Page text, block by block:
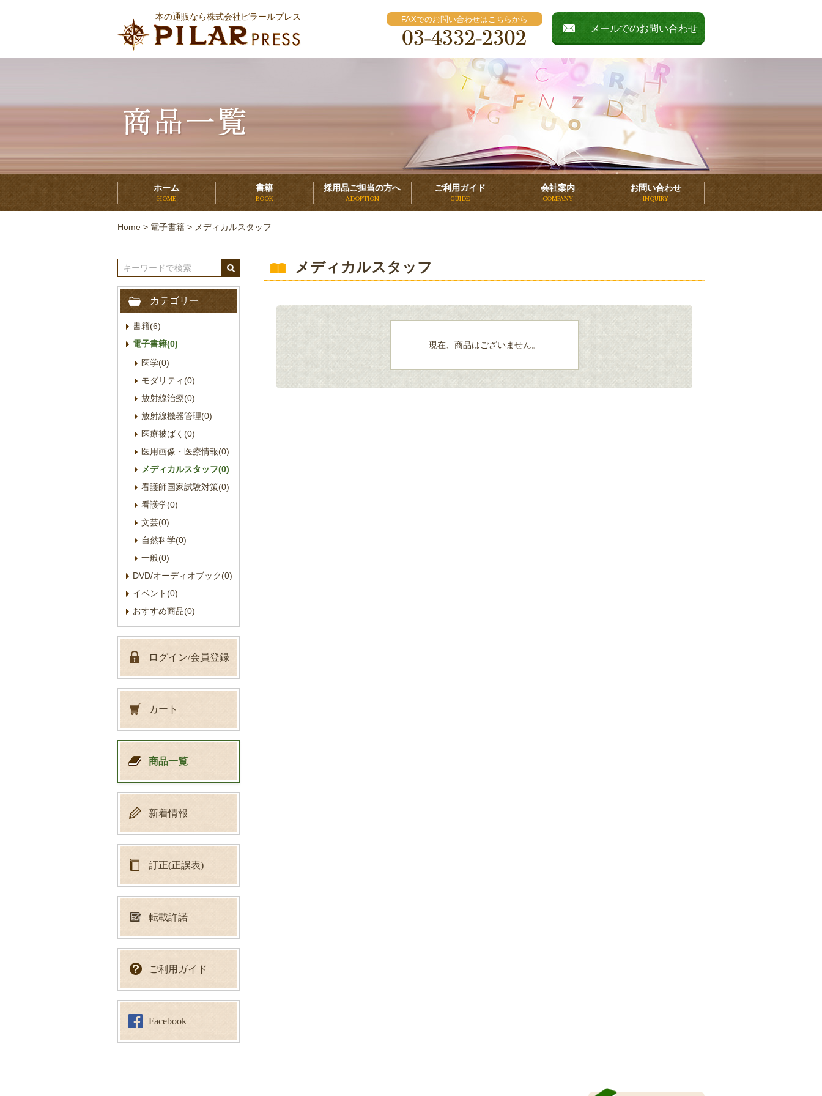
本の通販なら株式会社ピラールプレス FAXでのお問い合わせはこちらから
メールでのお問い合わせ
ホーム
HOME
書籍
BOOK
採用品ご担当の方へ
ADOPTION
ご利用ガイド
GUIDE
会社案内
COMPANY
お問い合わせ
INQUIRY
Home > 電子書籍 > メディカルスタッフ
メディカルスタッフ
現在、商品はございません。
カテゴリー
書籍(6)
電子書籍(0)
医学(0)
モダリティ(0)
放射線治療(0)
放射線機器管理(0)
医療被ばく(0)
医用画像・医療情報(0)
メディカルスタッフ(0)
看護師国家試験対策(0)
看護学(0)
文芸(0)
自然科学(0)
一般(0)
DVD/オーディオブック(0)
イベント(0)
おすすめ商品(0)
ログイン/会員登録
カート
商品一覧
新着情報
訂正(正誤表)
転載許諾
ご利用ガイド
Facebook